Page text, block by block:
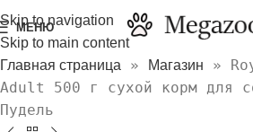
Skip to navigation
Skip to main content
МЕНЮ
Главная страница » Магазин »
Adult 500 г сухой корм для
Пудель